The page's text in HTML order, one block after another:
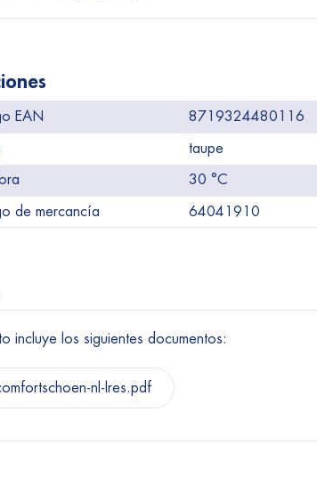
EAN 8719324480116
taupe
30 °C
de mercancía 64041910
incluye los siguientes documentos:
nl-lres.pdf